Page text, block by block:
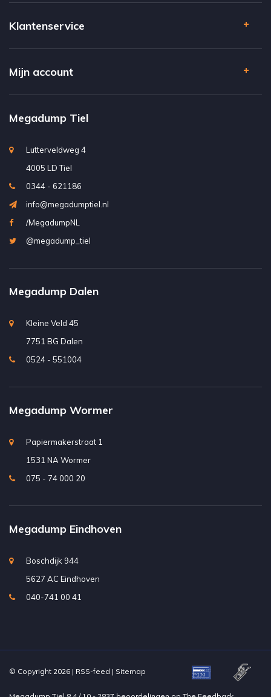
Klantenservice
Mijn account
Megadump Tiel
Lutterveldweg 4
4005 LD Tiel
0344 - 621186
info@megadumptiel.nl
/MegadumpNL
@megadump_tiel
Megadump Dalen
Kleine Veld 45
7751 BG Dalen
0524 - 551004
Megadump Wormer
Papiermakerstraat 1
1531 NA Wormer
075 - 74 000 20
Megadump Eindhoven
Boschdijk 944
5627 AC Eindhoven
040-741 00 41
© Copyright 2026 | RSS-feed | Sitemap